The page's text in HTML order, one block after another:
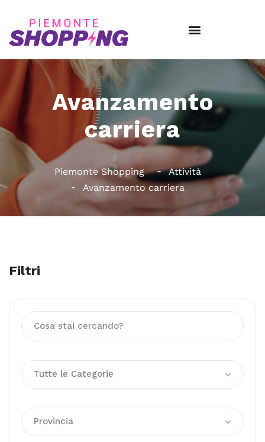
Avanzamento
carriera
Piemonte Shopping
Attività
Avanzamento carriera
Filtri
Tutte le Categorie
Provincia